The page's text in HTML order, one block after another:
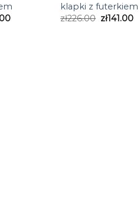
klapki z futerkiem
zł226.00 zł141.00